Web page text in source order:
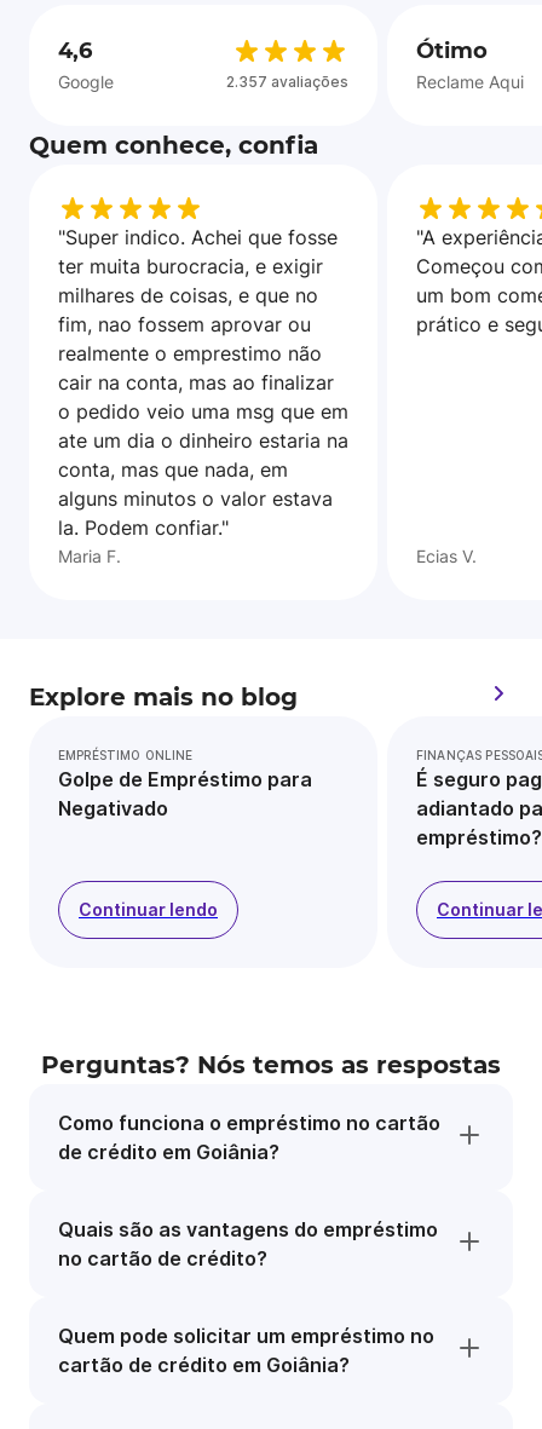
4,6
Google 2.357 avaliações
Ótimo
Reclame Aqui
Quem conhece, confia
"Super indico. Achei que fosse
ter muita burocracia, e exigir
milhares de coisas, e que no
fim, nao fossem aprovar ou
realmente o emprestimo não
cair na conta, mas ao finalizar
o pedido veio uma msg que em
ate um dia o dinheiro estaria na
conta, mas que nada, em
alguns minutos o valor estava
la. Podem confiar."
Maria F.
"A
Começou
um bom
prático e
Ecias V.
Explore mais no blog
EMPRÉSTIMO ONLINE
Golpe de Empréstimo para
Negativado
Continuar lendo
FINANÇAS
É seguro
adiantado
empréstimo?
Continuar
Perguntas? Nós temos as respostas
Como funciona o empréstimo no cartão
de crédito em Goiânia?
Quais são as vantagens do empréstimo
no cartão de crédito?
Quem pode solicitar um empréstimo no
cartão de crédito em Goiânia?